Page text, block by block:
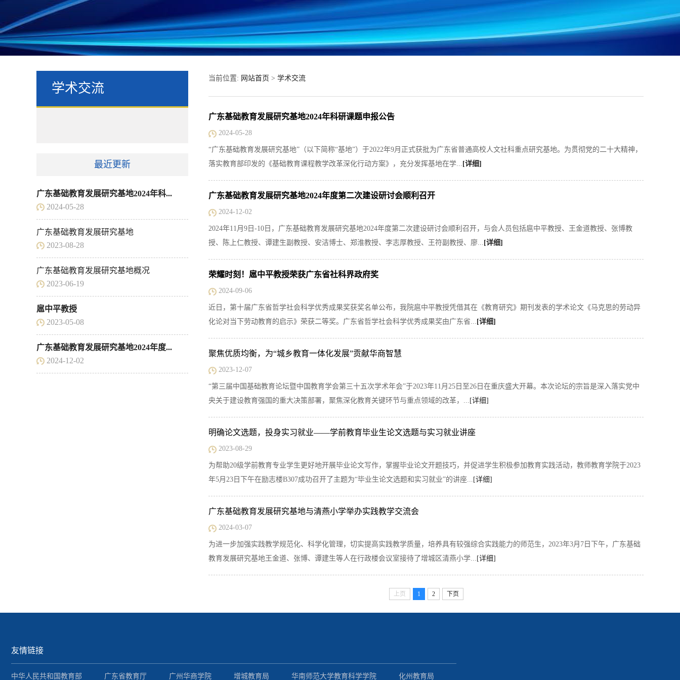
学术交流
最近更新
广东基础教育发展研究基地2024年科...
2024-05-28
广东基础教育发展研究基地
2023-08-28
广东基础教育发展研究基地概况
2023-06-19
扈中平教授
2023-05-08
广东基础教育发展研究基地2024年度...
2024-12-02
当前位置: 网站首页 > 学术交流
广东基础教育发展研究基地2024年科研课题申报公告
2024-05-28
“广东基础教育发展研究基地”（以下简称“基地”）于2022年9月正式获批为广东省普通高校人文社科重点研究基地。为贯彻党的二十大精神，
落实教育部印发的《基础教育课程教学改革深化行动方案》，充分发挥基地在学... [详细]
广东基础教育发展研究基地2024年度第二次建设研讨会顺利召开
2024-12-02
2024年11月9日-10日，广东基础教育发展研究基地2024年度第二次建设研讨会顺利召开，与会人员包括扈中平教授、王金道教授、张博教
授、陈上仁教授、谭建生副教授、安洁博士、郑淮教授、李志厚教授、王符副教授、廖... [详细]
荣耀时刻！扈中平教授荣获广东省社科界政府奖
2024-09-06
近日，第十届广东省哲学社会科学优秀成果奖获奖名单公布，我院扈中平教授凭借其在《教育研究》期刊发表的学术论文《马克思的劳动异
化论对当下劳动教育的启示》荣获二等奖。广东省哲学社会科学优秀成果奖由广东省... [详细]
聚焦优质均衡，为“城乡教育一体化发展”贡献华商智慧
2023-12-07
“第三届中国基础教育论坛暨中国教育学会第三十五次学术年会”于2023年11月25日至26日在重庆盛大开幕。本次论坛的宗旨是深入落实党中
央关于建设教育强国的重大决策部署，聚焦深化教育关键环节与重点领域的改革，... [详细]
明确论文选题，投身实习就业——学前教育毕业生论文选题与实习就业讲座
2023-08-29
为帮助20级学前教育专业学生更好地开展毕业论文写作，掌握毕业论文开题技巧，并促进学生积极参加教育实践活动，教师教育学院于2023
年5月23日下午在励志楼B307成功召开了主题为“毕业生论文选题和实习就业”的讲座... [详细]
广东基础教育发展研究基地与清燕小学举办实践教学交流会
2024-03-07
为进一步加强实践教学规范化、科学化管理，切实提高实践教学质量，培养具有较强综合实践能力的师范生，2023年3月7日下午，广东基础
教育发展研究基地王金道、张博、谭建生等人在行政楼会议室接待了增城区清燕小学... [详细]
上页 1 2 下页
友情链接
中华人民共和国教育部 广东省教育厅 广州华商学院 增城教育局 华南师范大学教育科学学院 化州教育局